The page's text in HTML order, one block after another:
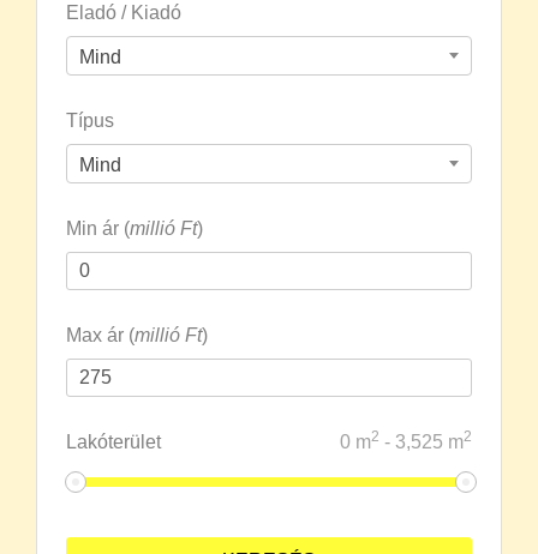
Eladó / Kiadó
Mind
Típus
Mind
Min ár (millió Ft)
Max ár (millió Ft)
Lakóterület 0 m2 - 3,525 m2